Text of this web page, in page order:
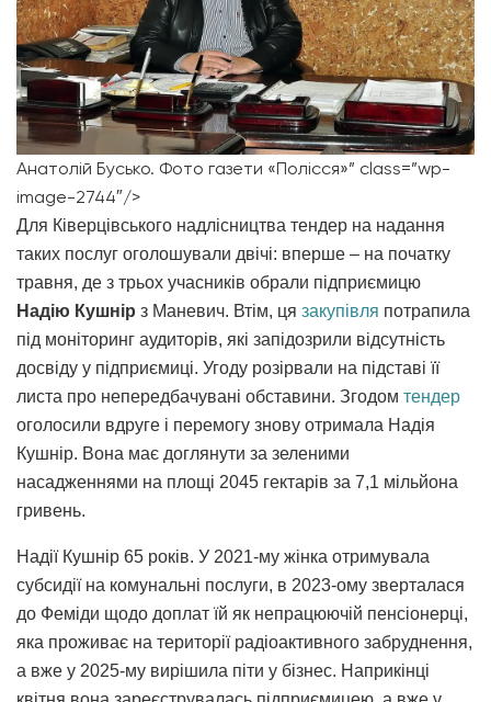
Анатолій Бусько. Фото газети «Полісся»” class=”wp-
image-2744″/>
Для Ківерцівського надлісництва тендер на надання
таких послуг оголошували двічі: вперше – на початку
травня, де з трьох учасників обрали підприємицю
Надію Кушнір з Маневич. Втім, ця закупівля потрапила
під моніторинг аудиторів, які запідозрили відсутність
досвіду у підприємиці. Угоду розірвали на підставі її
листа про непередбачувані обставини. Згодом тендер
оголосили вдруге і перемогу знову отримала Надія
Кушнір. Вона має доглянути за зеленими
насадженнями на площі 2045 гектарів за 7,1 мільйона
гривень.
Надії Кушнір 65 років. У 2021-му жінка отримувала
субсидії на комунальні послуги, в 2023-ому зверталася
до Феміди щодо доплат їй як непрацюючій пенсіонерці,
яка проживає на території радіоактивного забруднення,
а вже у 2025-му вирішила піти у бізнес. Наприкінці